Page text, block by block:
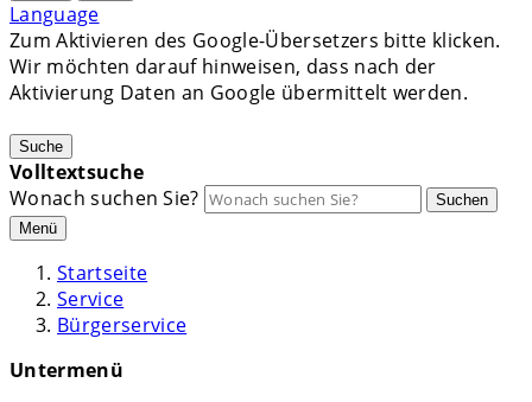
Language
Zum Aktivieren des Google-Übersetzers bitte klicken.
Wir möchten darauf hinweisen, dass nach der
Aktivierung Daten an Google übermittelt werden.
Suche
Volltextsuche
Wonach suchen Sie?
Suchen
Menü
Startseite
Service
Bürgerservice
Untermenü